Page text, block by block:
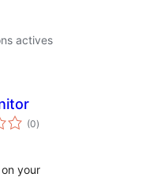
actives
(0notes
en
)
your